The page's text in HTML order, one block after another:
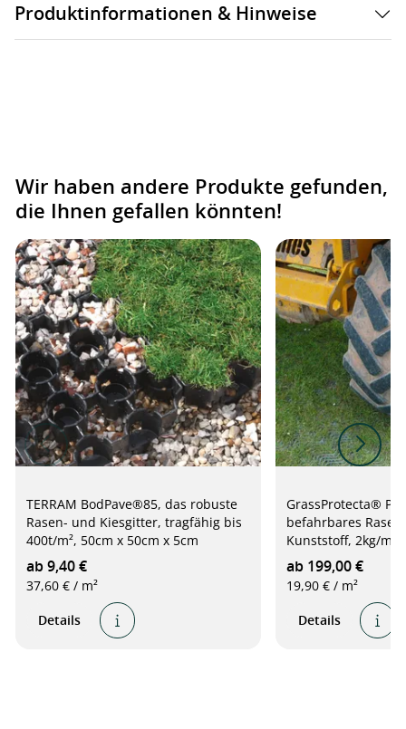
Produktinformationen & Hinweise
Wir haben andere Produkte gefunden,
die Ihnen gefallen könnten!
TERRAM BodPave®85, das robuste
Rasen- und Kiesgitter, tragfähig bis
400t/m², 50cm x 50cm x 5cm
ab 9,40 €
37,60 € / m²
Details
GrassProtecta®
befahrbares
Kunststoff, 2kg/m²,
ab 199,00 €
19,90 € / m²
Details